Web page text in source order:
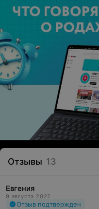
Отзывы 13
Евгения
9 августа 2022
Отзыв подтвержден